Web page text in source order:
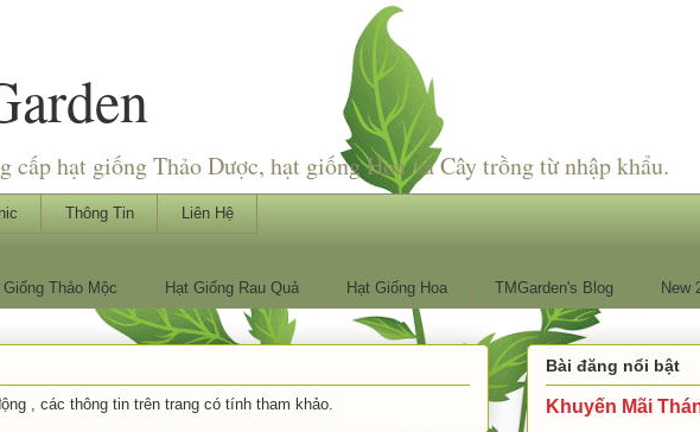
cấp hạt giống Thảo Dược, hạt giống Hoa và Cây trồng từ nhập khẩu.
Thông Tin Liên Hệ
Giống Thảo Mộc Hạt Giống Rau Quả Hạt Giống Hoa TMGarden's Blog New
, các thông tin trên trang có tính tham khảo.
Bài đăng nổi bật
Khuyến Mãi